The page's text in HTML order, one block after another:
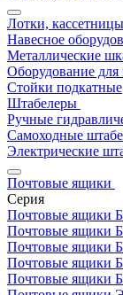
Лотки,
Навесное
Металлические
Оборудование для
Стойки подкатные
Штабелеры
Ручные
Самоходные
Электрические
Почтовые ящики
Серия
Почтовые ящики
Почтовые ящики
Почтовые ящики
Почтовые ящики
Почтовые ящики